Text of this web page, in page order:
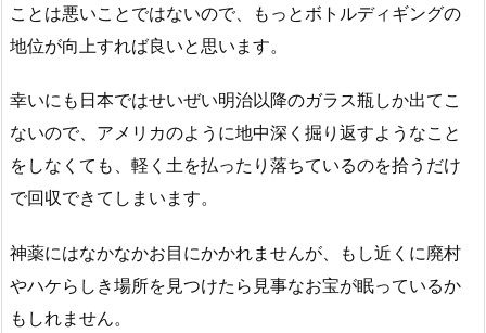
ことは悪いことではないので、もっとボトルディギングの
地位が向上すれば良いと思います。
幸いにも日本ではせいぜい明治以降のガラス瓶しか出てこ
ないので、アメリカのように地中深く掘り返すようなこと
をしなくても、軽く土を払ったり落ちているのを拾うだけ
で回収できてしまいます。
神薬にはなかなかお目にかかれませんが、もし近くに廃村
やハケらしき場所を見つけたら見事なお宝が眠っているか
もしれません。